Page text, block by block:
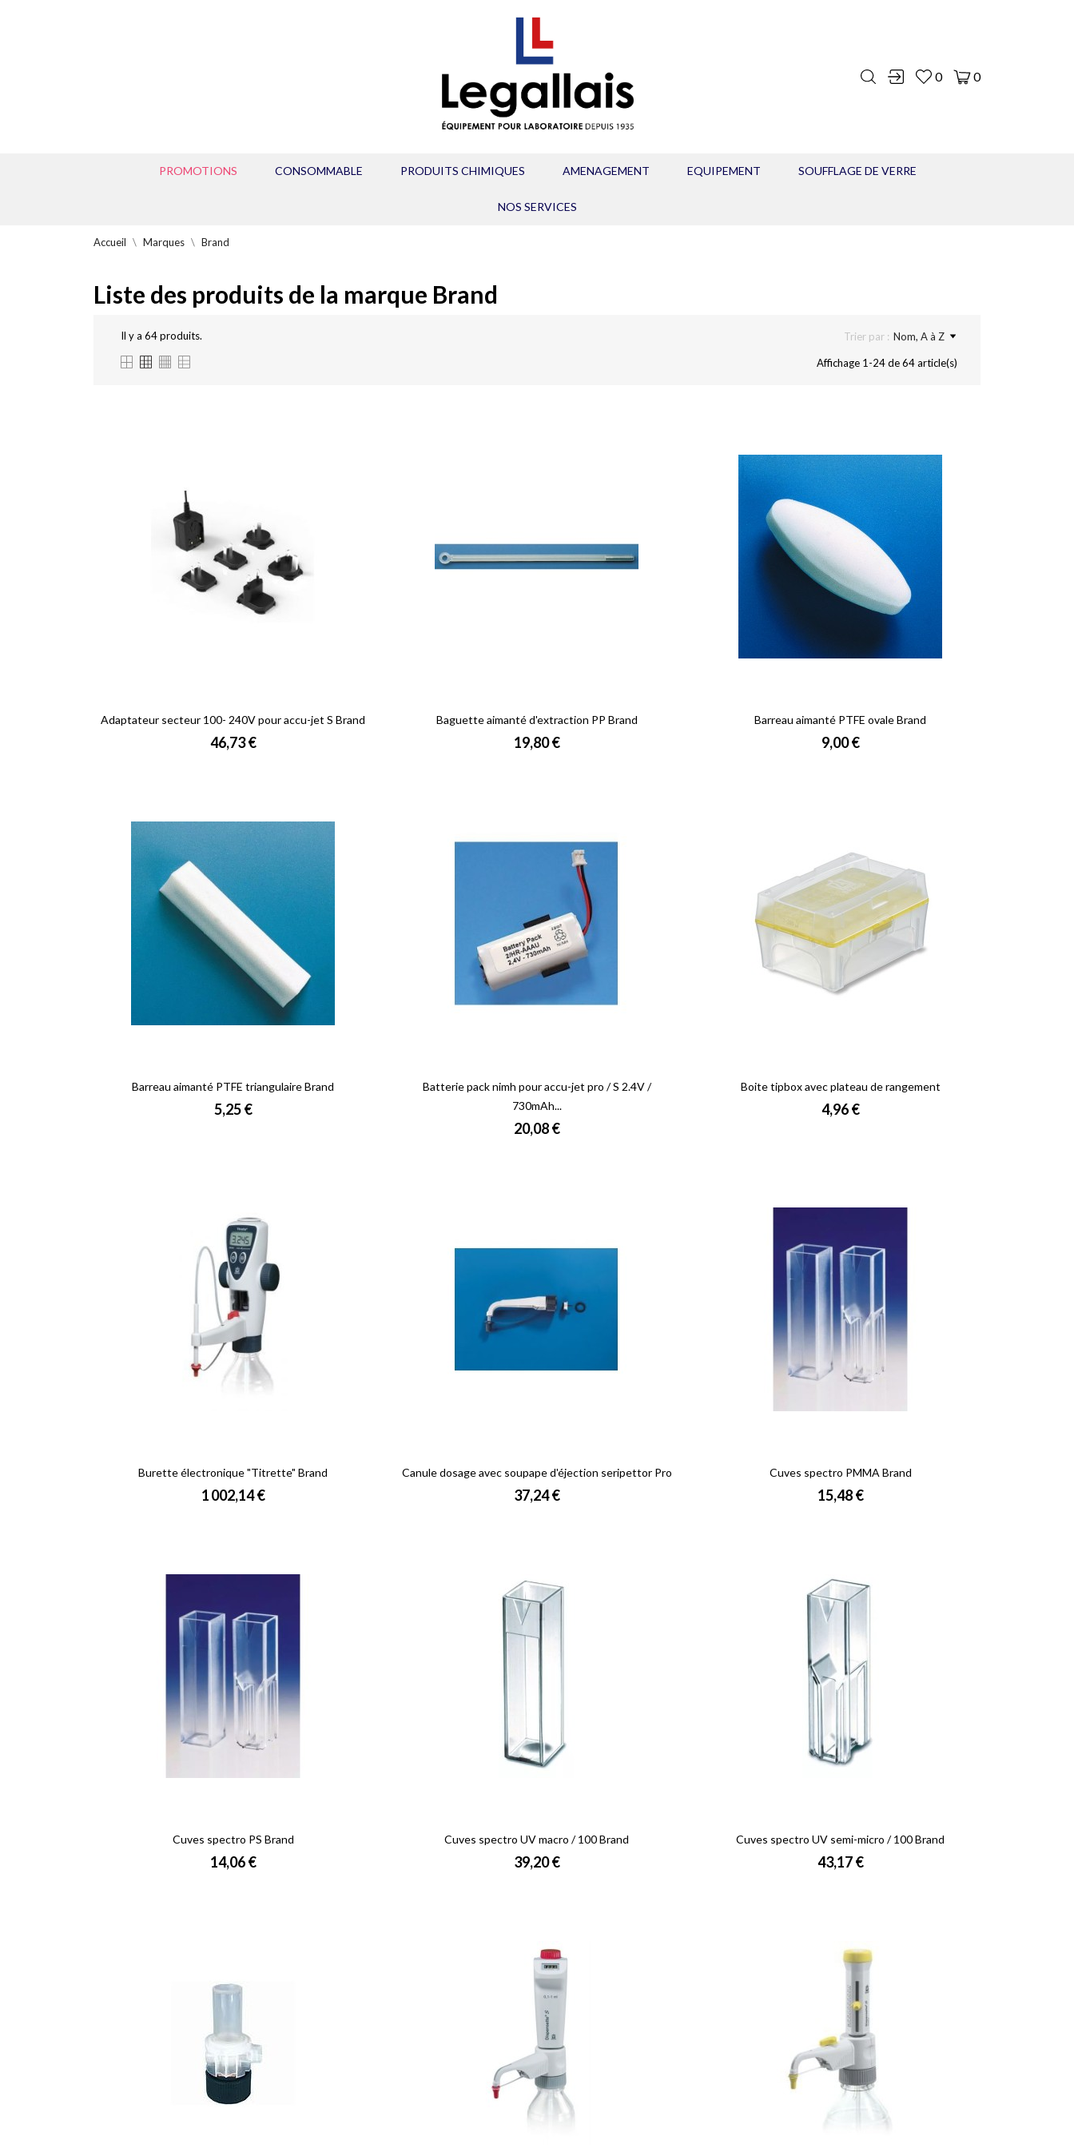
0 0
PROMOTIONS CONSOMMABLE PRODUITS CHIMIQUES AMENAGEMENT EQUIPEMENT SOUFFLAGE DE VERRE
NOS SERVICES
Accueil Marques Brand
Liste des produits de la marque Brand
Il y a 64 produits. Trier par : Nom, A à Z
Affichage 1-24 de 64 article(s)
Adaptateur secteur 100- 240V pour accu-jet S Brand
Prix
46,73 €
Baguette aimanté d'extraction PP Brand
Prix
19,80 €
Barreau aimanté PTFE ovale Brand
Prix
9,00 €
Barreau aimanté PTFE triangulaire Brand
Prix
5,25 €
Batterie pack nimh pour accu-jet pro / S 2.4V /
730mAh...
Prix
20,08 €
Boite tipbox avec plateau de rangement
Prix
4,96 €
Burette électronique "Titrette" Brand
Prix
1 002,14 €
Canule dosage avec soupape d'éjection seripettor Pro
Prix
37,24 €
Cuves spectro PMMA Brand
Prix
15,48 €
Cuves spectro PS Brand
Prix
14,06 €
Cuves spectro UV macro / 100 Brand
Prix
39,20 €
Cuves spectro UV semi-micro / 100 Brand
Prix
43,17 €